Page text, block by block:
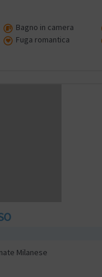
Bagno in camera
Fuga romantica
Milanese